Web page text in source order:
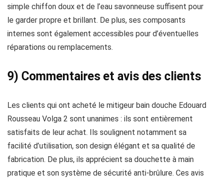
simple chiffon doux et de l’eau savonneuse suffisent pour
le garder propre et brillant. De plus, ses composants
internes sont également accessibles pour d’éventuelles
réparations ou remplacements.
9) Commentaires et avis des clients
Les clients qui ont acheté le mitigeur bain douche Edouard
Rousseau Volga 2 sont unanimes : ils sont entièrement
satisfaits de leur achat. Ils soulignent notamment sa
facilité d’utilisation, son design élégant et sa qualité de
fabrication. De plus, ils apprécient sa douchette à main
pratique et son système de sécurité anti-brûlure. Ces avis